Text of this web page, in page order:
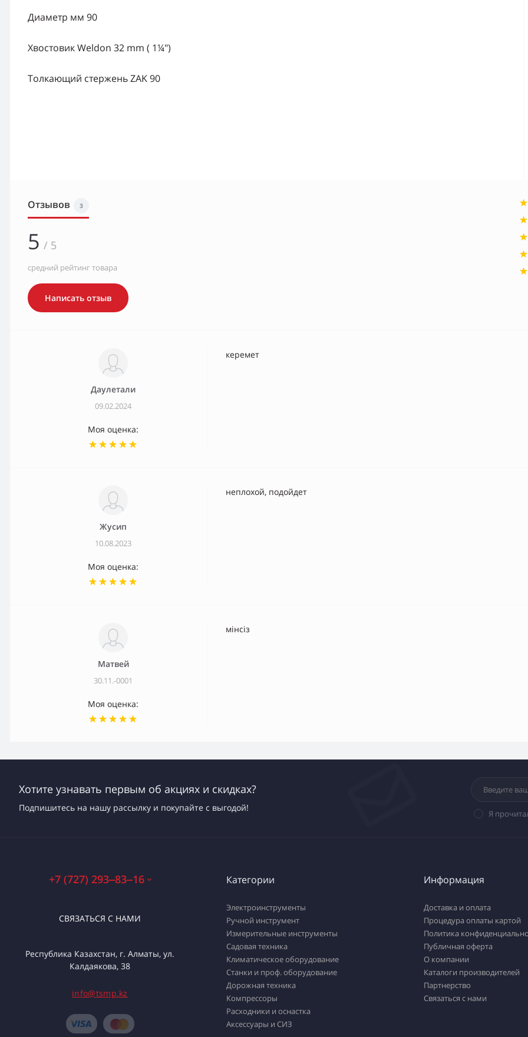
Диаметр мм 90
Хвостовик Weldon 32 mm ( 1¼")
Толкающий стержень ZAK 90
Отзывов 3
5 / 5
средний рейтинг товара
Написать отзыв
Даулетали
09.02.2024
Моя оценка:
керемет
Жусип
10.08.2023
Моя оценка:
неплохой, подойдет
Матвей
30.11.-0001
Моя оценка:
мінсіз
Хотите узнавать первым об акциях и скидках?
Подпишитесь на нашу рассылку и покупайте с выгодой!
Я
+7 (727) 293‒83‒16
СВЯЗАТЬСЯ С НАМИ
Республика Казахстан, г. Алматы, ул.
Калдаякова, 38
info@tsmp.kz
Категории
Электроинструменты
Ручной инструмент
Измерительные инструменты
Садовая техника
Климатическое оборудование
Станки и проф. оборудование
Дорожная техника
Компрессоры
Расходники и оснастка
Аксессуары и СИЗ
Информация
Доставка и оплата
Процедура оплаты картой
Политика
Публичная оферта
О компании
Каталоги производителей
Партнерство
Связаться с нами